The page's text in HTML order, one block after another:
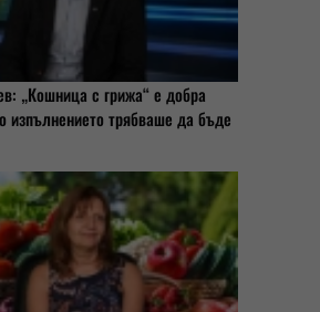
„Кошница с грижа“ е добра
изпълнението трябваше да бъде